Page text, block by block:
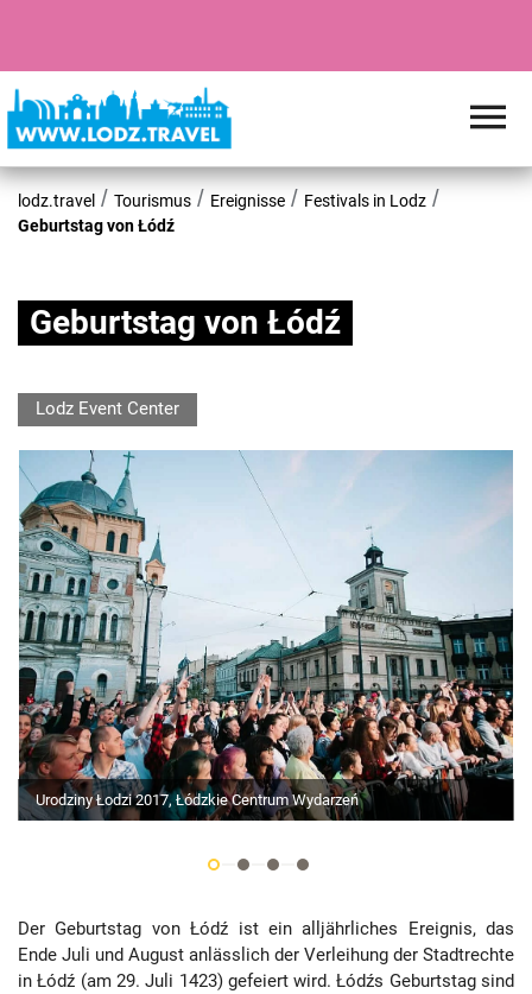
lodz.travel Tourismus Ereignisse
Festivals in Lodz
Geburtstag von Łódź
Geburtstag von Łódź
Lodz Event Center
Urodziny Łodzi 2017, Łódzkie Centrum Wydarzeń
Der Geburtstag von Łódź ist ein alljährliches Ereignis, das
Ende Juli und August anlässlich der Verleihung der Stadtrechte
in Łódź (am 29. Juli 1423) gefeiert wird. Łódźs Geburtstag sind